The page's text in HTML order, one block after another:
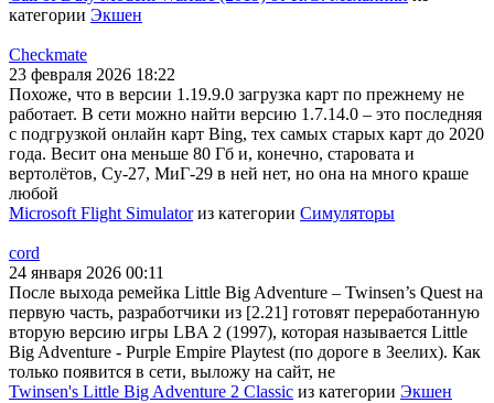
категории Экшен
Checkmate
23 февраля 2026 18:22
Похоже, что в версии 1.19.9.0 загрузка карт по прежнему не
работает. В сети можно найти версию 1.7.14.0 – это последняя
с подгрузкой онлайн карт Bing, тех самых старых карт до 2020
года. Весит она меньше 80 Гб и, конечно, старовата и
вертолётов, Су-27, МиГ-29 в ней нет, но она на много краше
любой
Microsoft Flight Simulatorиз категории Симуляторы
cord
24 января 2026 00:11
После выхода ремейка Little Big Adventure – Twinsen’s Quest на
первую часть, разработчики из [2.21] готовят переработанную
вторую версию игры LBA 2 (1997), которая называется Little
Big Adventure - Purple Empire Playtest (по дороге в Зеелих). Как
только появится в сети, выложу на сайт, не
Twinsen's Little Big Adventure 2 Classic из категории Экшен